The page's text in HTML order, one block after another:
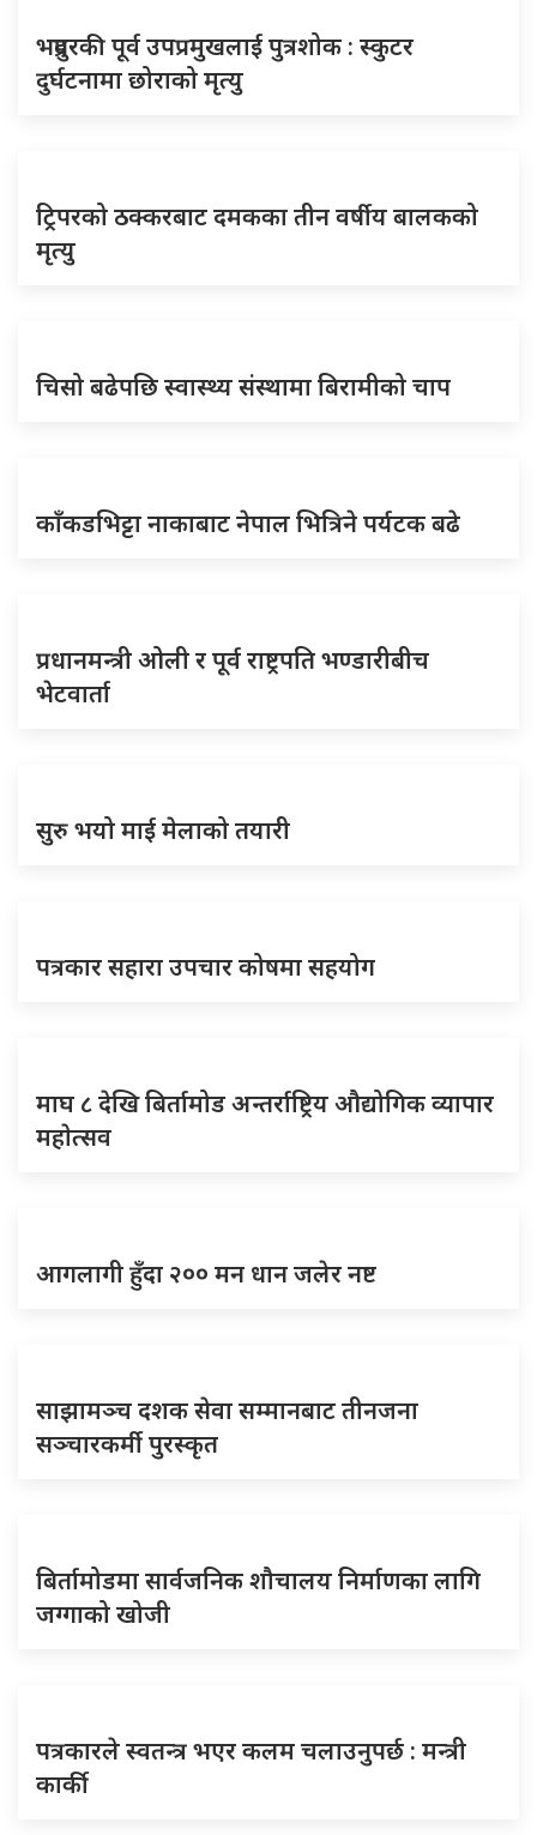
भद्रपुरकी पूर्व उपप्रमुखलाई पुत्रशोक : स्कुटर
दुर्घटनामा छोराको मृत्यु
ट्रिपरको ठक्करबाट दमकका तीन वर्षीय बालकको
मृत्यु
चिसो बढेपछि स्वास्थ्य संस्थामा बिरामीको चाप
काँकडभिट्टा नाकाबाट नेपाल भित्रिने पर्यटक बढे
प्रधानमन्त्री ओली र पूर्व राष्ट्रपति भण्डारीबीच
भेटवार्ता
सुरु भयो माई मेलाको तयारी
पत्रकार सहारा उपचार कोषमा सहयोग
माघ ८ देखि बिर्तामोड अन्तर्राष्ट्रिय औद्योगिक व्यापार
महाेत्सव
आगलागी हुँदा २०० मन धान जलेर नष्ट
साझामञ्च दशक सेवा सम्मानबाट तीनजना
सञ्चारकर्मी पुरस्कृत
बिर्तामोडमा सार्वजनिक शौचालय निर्माणका लागि
जग्गाको खोजी
पत्रकारले स्वतन्त्र भएर कलम चलाउनुपर्छ : मन्त्री
कार्की